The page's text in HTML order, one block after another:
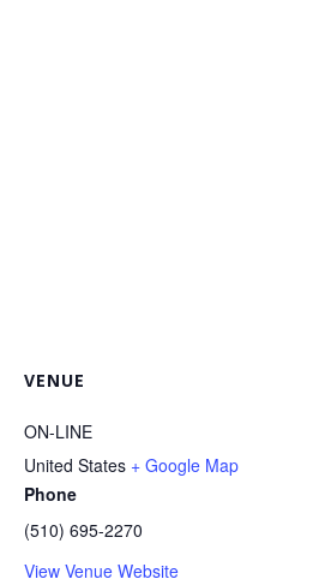
VENUE
ON-LINE
United States + Google Map
Phone
(510) 695-2270
View Venue Website